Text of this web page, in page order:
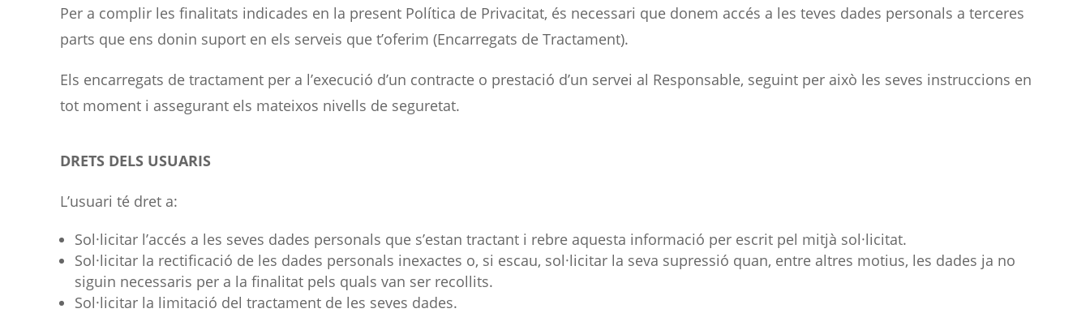
Per a complir les finalitats indicades en la present Política de Privacitat, és necessari que donem accés a les teves dades personals a terceres
parts que ens donin suport en els serveis que t’oferim (Encarregats de Tractament).
Els encarregats de tractament per a l’execució d’un contracte o prestació d’un servei al Responsable, seguint per això les seves instruccions en
tot moment i assegurant els mateixos nivells de seguretat.
DRETS DELS USUARIS
L’usuari té dret a:
Sol·licitar l’accés a les seves dades personals que s’estan tractant i rebre aquesta informació per escrit pel mitjà sol·licitat.
Sol·licitar la rectificació de les dades personals inexactes o, si escau, sol·licitar la seva supressió quan, entre altres motius, les dades ja no
siguin necessaris per a la finalitat pels quals van ser recollits.
Sol·licitar la limitació del tractament de les seves dades.